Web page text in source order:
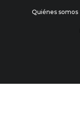
Quiénes somos